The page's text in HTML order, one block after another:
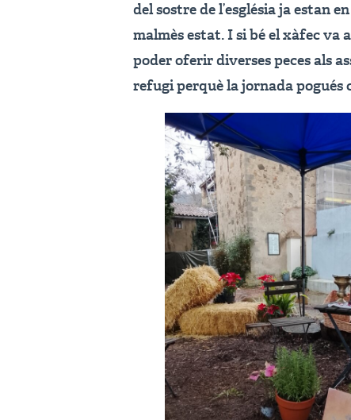
del sostre de l’església ja estan
malmès estat. I si bé el xàfec va
poder oferir diverses peces als
refugi perquè la jornada pogués